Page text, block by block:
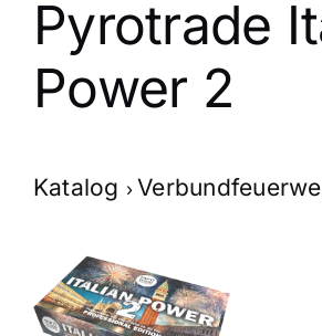
Pyrotrade
Power 2
Katalog